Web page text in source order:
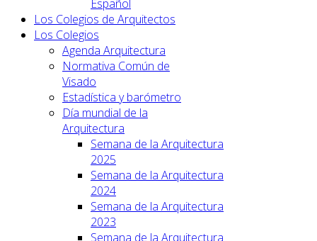
Español
Los Colegios de Arquitectos
Los Colegios
Agenda Arquitectura
Normativa Común de
Visado
Estadística y barómetro
Día mundial de la
Arquitectura
Semana de la Arquitectura
2025
Semana de la Arquitectura
2024
Semana de la Arquitectura
2023
Semana de la Arquitectura